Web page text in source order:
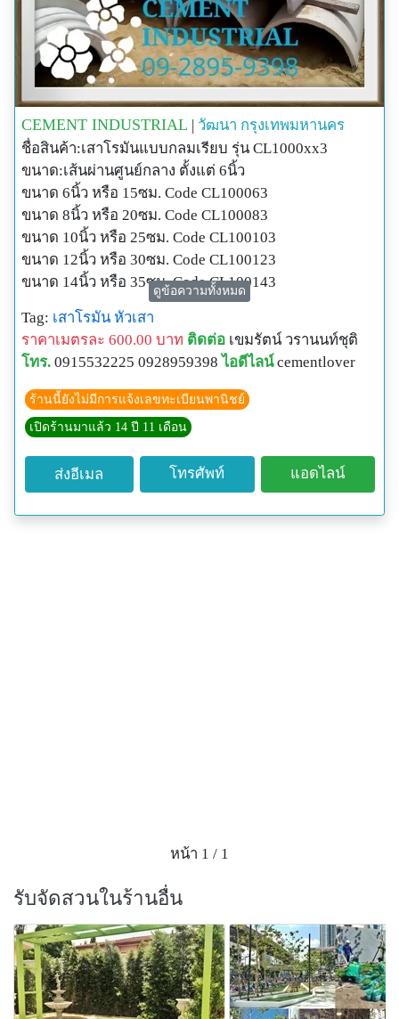
CEMENT INDUSTRIAL | วัฒนา กรุงเทพมหานคร
ชื่อสินค้า:เสาโรมันแบบกลมเรียบ รุ่น CL1000xx3
ขนาด:เส้นผ่านศูนย์กลาง ตั้งแต่ 6นิ้ว
ขนาด 6นิ้ว หรือ 15ซม. Code CL100063
ขนาด 8นิ้ว หรือ 20ซม. Code CL100083
ขนาด 10นิ้ว หรือ 25ซม. Code CL100103
ขนาด 12นิ้ว หรือ 30ซม. Code CL100123
ขนาด 14นิ้ว หรือ 35ซม. Code CL100143
ขนาด 16นิ้ว หรือ 40ซม. Code CL100163
ขนาด 18นิ้ว หรือ 45ซม. Code CL100183
ขนาด 20นิ้ว หรือ 50ซม. Code CL100203
ขนาด 22นิ้ว หรือ 55ซม. Code CL100223
ขนาด 24นิ้ว หรือ 60ซม. Code CL100243
ขนาด 26นิ้ว หรือ 65ซม. Code CL100263
ขนาด 28นิ้ว หรือ 70ซม. Code CL100283
ลักษณะงาน:กลุ่มงานเสาปูนปั้นแบบลอนเหลี่ยม
มาตรฐานโรงงาน ใช้พี่เสือ100% ไม่ผิดหวัง เหล็กเต็มๆ
ดูข้อความทั้งหมด
Tag: เสาโรมัน หัวเสา
ราคาเมตรละ 600.00 บาท ติดต่อ เขมรัตน์ วรานนท์ชุติ
โทร. 0915532225 0928959398 ไอดีไลน์ cementlover
ร้านนี้ยังไม่มีการแจ้งเลขทะเบียนพานิชย์
เปิดร้านมาแล้ว 14 ปี 11 เดือน
ส่งอีเมล โทรศัพท์ แอดไลน์
หน้า 1 / 1
รับจัดสวนในร้านอื่น